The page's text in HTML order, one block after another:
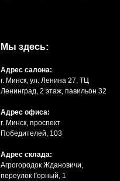
Мы здесь:
Адрес салона:
г. Минск, ул. Ленина 27, ТЦ
Ленинград, 2 этаж, павильон 32
Адрес офиса:
г. Минск, проспект
Победителей, 103
Адрес склада:
Агрогородок Ждановичи,
переулок Горный, 1